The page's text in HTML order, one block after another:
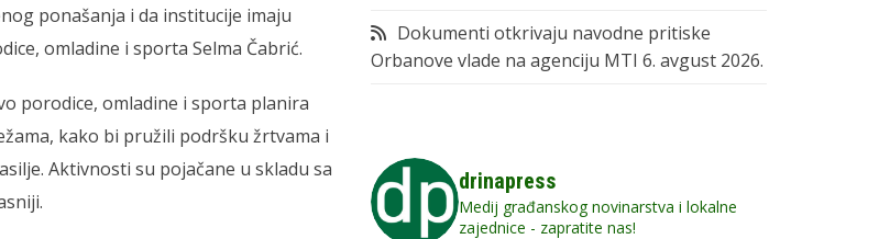
ponašanja i da institucije imaju
omladine i sporta Selma Čabrić.
porodice, omladine i sporta planira
kako bi pružili podršku žrtvama i
Aktivnosti su pojačane u skladu sa
Dokumenti otkrivaju navodne pritiske
Orbanove vlade na agenciju MTI 6. avgust 2026.
drinapress
Medij građanskog novinarstva i lokalne
zajednice - zapratite nas!